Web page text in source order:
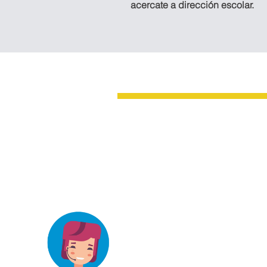
acercate a dirección escolar.